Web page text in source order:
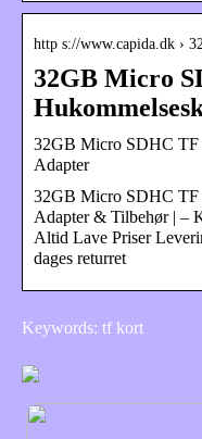
http s://www.capida.dk ›
32GB Micro
32GB Micro SDHC TF
Adapter
32GB Micro SDHC TF
Adapter & Tilbehør | –
Altid Lave Priser
dages returret
Keywords: tf kort